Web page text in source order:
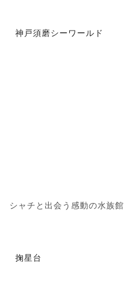
神戸須磨シーワールド
シャチと出会う感動の水族館
掬星台